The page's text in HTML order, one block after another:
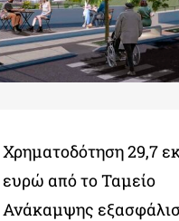
Χρηματοδότηση 29,7
ευρώ από το Ταμείο
Ανάκαμψης